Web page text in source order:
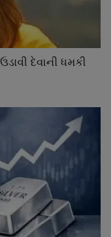
દેવાની ધમકી